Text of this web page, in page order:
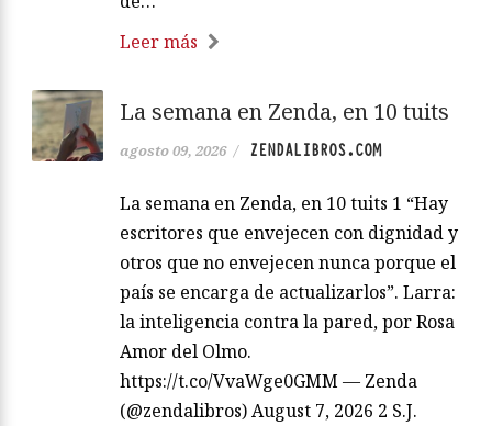
Leer más
La semana en Zenda, en 10 tuits
agosto 09, 2026 / ZENDALIBROS.COM
La semana en Zenda, en 10 tuits 1 “Hay
escritores que envejecen con dignidad y
otros que no envejecen nunca porque el
país se encarga de actualizarlos”. Larra:
la inteligencia contra la pared, por Rosa
Amor del Olmo.
https://t.co/VvaWge0GMM — Zenda
(@zendalibros) August 7, 2026 2 S.J.